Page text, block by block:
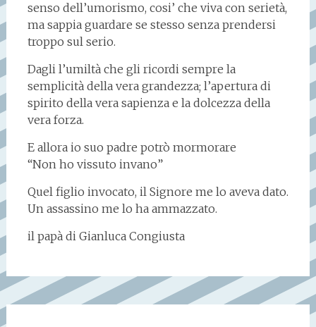
senso dell’umorismo, cosi’ che viva con serietà,
ma sappia guardare se stesso senza prendersi
troppo sul serio.
Dagli l’umiltà che gli ricordi sempre la
semplicità della vera grandezza; l’apertura di
spirito della vera sapienza e la dolcezza della
vera forza.
E allora io suo padre potrò mormorare
“Non ho vissuto invano”
Quel figlio invocato, il Signore me lo aveva dato.
Un assassino me lo ha ammazzato.
il papà di Gianluca Congiusta